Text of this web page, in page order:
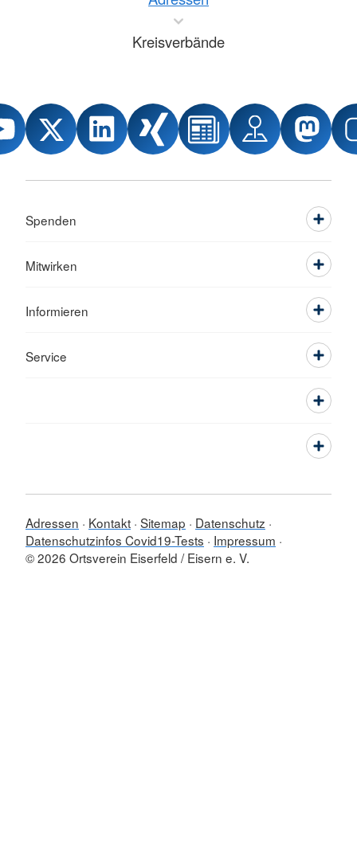
Kreisverbände
Spenden
Mitwirken
Informieren
Service
Adressen Kontakt Sitemap
Datenschutz
Datenschutzinfos Covid19-Tests
Impressum
© 2026 Ortsverein Eiserfeld / Eisern e. V.